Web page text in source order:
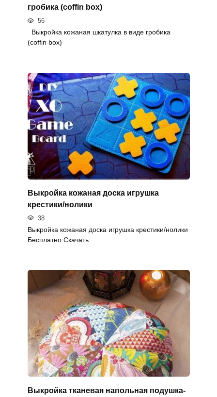
гробика (coffin box)
56
Выкройка кожаная шкатулка в виде гробика
(coffin box)
Выкройка кожаная доска игрушка
крестики/нолики
38
Выкройка кожаная доска игрушка крестики/нолики
Бесплатно Скачать
Выкройка тканевая напольная подушка-